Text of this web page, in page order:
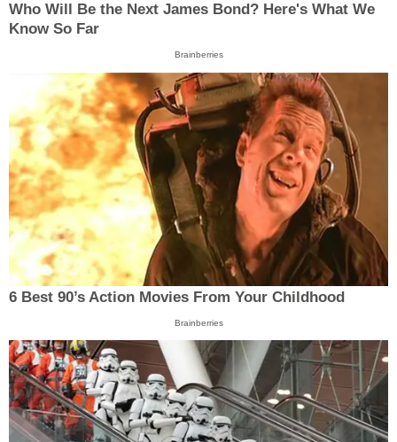
Who Will Be the Next James Bond? Here's What We
Know So Far
Brainberries
6 Best 90’s Action Movies From Your Childhood
Brainberries